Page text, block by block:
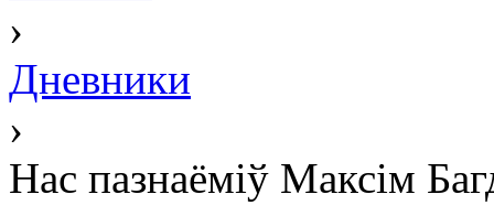
›
Дневники
›
Нас пазнаёміў Максім